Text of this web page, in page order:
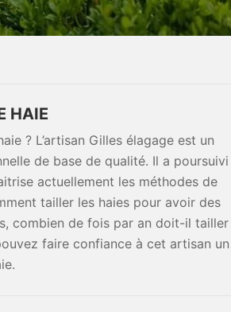
HAIE
? L’artisan Gilles élagage est un
de base de qualité. Il a poursuivi
actuellement les méthodes de
tailler les haies pour avoir des
combien de fois par an doit-il tailler
faire confiance à cet artisan un